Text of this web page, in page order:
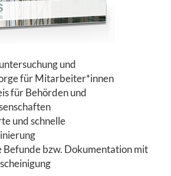
und
für Mitarbeiter*innen
für Behörden und
und schnelle
Befunde bzw. Dokumentation mit